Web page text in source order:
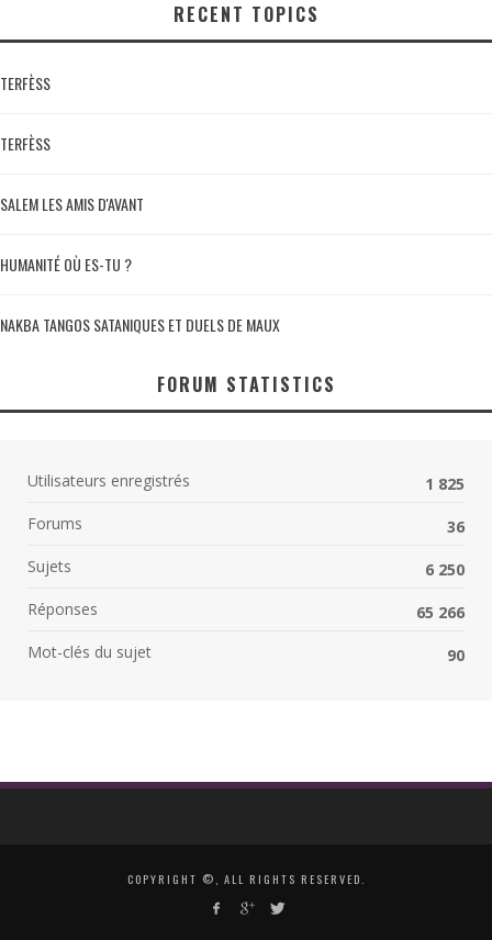
RECENT TOPICS
TERFÈSS
TERFÈSS
SALEM LES AMIS D'AVANT
HUMANITÉ OÙ ES-TU ?
NAKBA TANGOS SATANIQUES ET DUELS DE MAUX
FORUM STATISTICS
Utilisateurs enregistrés
1 825
Forums
36
Sujets
6 250
Réponses
65 266
Mot-clés du sujet
90
COPYRIGHT ©, ALL RIGHTS RESERVED.